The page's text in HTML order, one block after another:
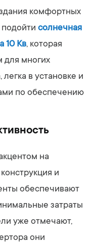
комфортных
солнечная
10 Кв, которая
для многих
в установке и
по обеспечению
на
и
обеспечивают
затраты
уже отмечают,
они